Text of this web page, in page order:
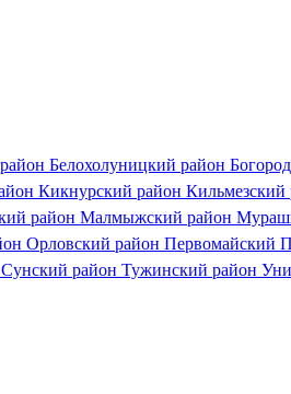
Белохолуницкий район
Кикнурский район Кильмезский
район Малмыжский район
Орловский район Первомайский
Сунский район Тужинский район